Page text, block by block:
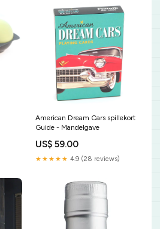
American Dream Cars spillekort
Guide - Mandelgave
US$ 59.00
★★★★★ 4.9 (28 reviews)